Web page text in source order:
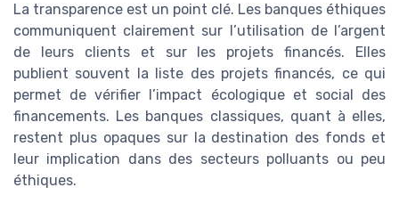
La transparence est un point clé. Les banques éthiques
communiquent clairement sur l’utilisation de l’argent
de leurs clients et sur les projets financés. Elles
publient souvent la liste des projets financés, ce qui
permet de vérifier l’impact écologique et social des
financements. Les banques classiques, quant à elles,
restent plus opaques sur la destination des fonds et
leur implication dans des secteurs polluants ou peu
éthiques.